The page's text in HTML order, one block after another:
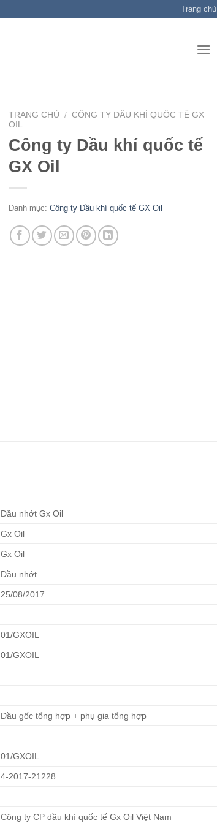
Trang chủ
TRANG CHỦ / CÔNG TY DẦU KHÍ QUỐC TẾ GX
OIL
Công ty Dầu khí quốc tế
GX Oil
Danh mục: Công ty Dầu khí quốc tế GX Oil
Dầu nhớt Gx Oil
Gx Oil
Gx Oil
Dầu nhớt
25/08/2017
01/GXOIL
01/GXOIL
Dầu gốc tổng hợp + phụ gia tổng hợp
01/GXOIL
4-2017-21228
Công ty CP dầu khí quốc tế Gx Oil Việt Nam